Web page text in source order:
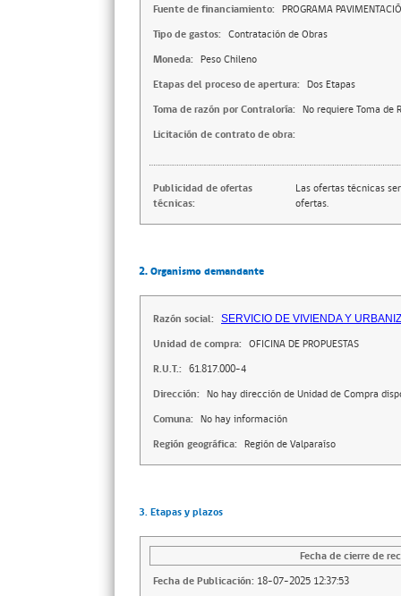
Fuente de financiamiento: PROGRAMA
Tipo de gastos: Contratación de Obras
Moneda: Peso Chileno
Etapas del proceso de apertura: Dos Etapas
Toma de razón por Contraloría: No requiere Toma de
Licitación de contrato de obra:
Publicidad de ofertas
técnicas:
Las ofertas técnicas
ofertas.
2. Organismo demandante
Razón social: SERVICIO DE VIVIENDA Y
Unidad de compra: OFICINA DE PROPUESTAS
R.U.T.: 61.817.000-4
Dirección: No hay dirección de Unidad de Compra
Comuna: No hay información
Región geográfica: Región de Valparaíso
3. Etapas y plazos
Fecha de cierre de
Fecha de Publicación: 18-07-2025 12:37:53